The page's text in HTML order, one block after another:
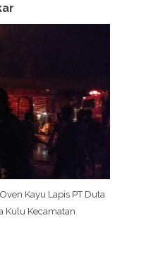
Kayu Lapis PT Duta
Kulu Kecamatan